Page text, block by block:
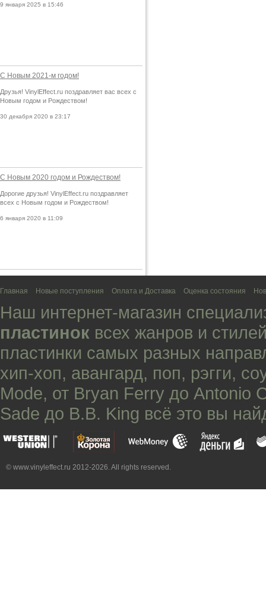
9 января 2025 в 15:46
С Новым 2021-м годом!
Друзья! VinylEffect.ru поздравляет вас всех с
Новым годом и Рождеством!
30 декабря 2020 в 23:17
С Новым 2020 годом и Рождеством!
Дорогие друзья! VinylEffect.ru поздравляет
всех с Новым годом и Рождеством!
6 января 2020 в 11:09
Главная Новые поступления Оплата и Доставка Оценка состояния
Наш интернет-магазин
пластинок всех жанров и
пластинки самых разных
хип-хоп, авангард, поп, рэгги,
Mode, от Bryan Ferry до Antonio
Sade до B.B. King всё это вы
© www.vinyleffect.ru 2012-2026. All rights reserved.